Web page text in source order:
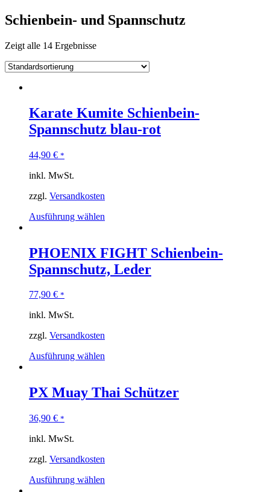
Schienbein- und Spannschutz
Zeigt alle 14 Ergebnisse
Karate Kumite Schienbein-
Spannschutz blau-rot
44,90 € *
inkl. MwSt.
zzgl. Versandkosten
Ausführung wählen
PHOENIX FIGHT Schienbein-
Spannschutz, Leder
77,90 € *
inkl. MwSt.
zzgl. Versandkosten
Ausführung wählen
PX Muay Thai Schützer
36,90 € *
inkl. MwSt.
zzgl. Versandkosten
Ausführung wählen